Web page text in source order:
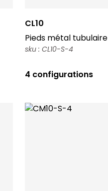
CL10
Pieds métal tubulaire
sku : CL10-S-4
4 configurations